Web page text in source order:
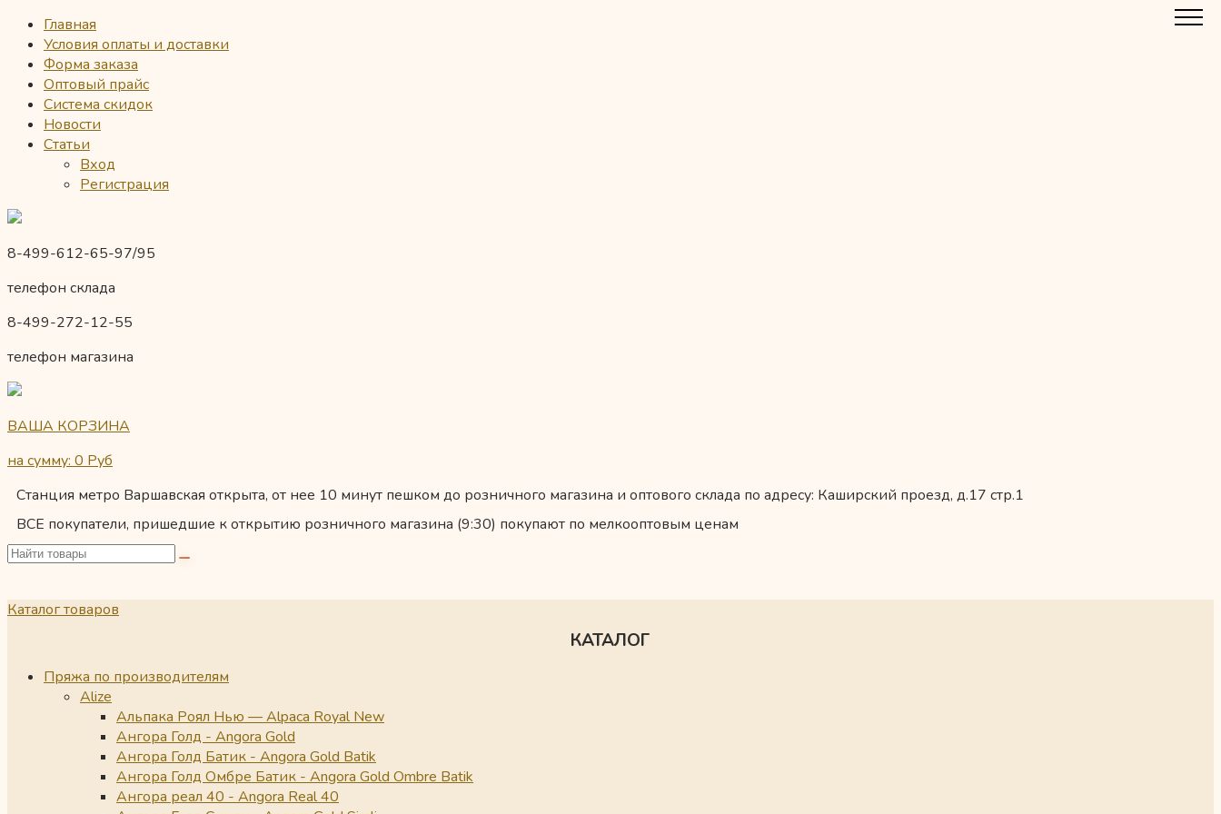
Главная
Условия оплаты и доставки
Форма заказа
Оптовый прайс
Система скидок
Новости
Статьи
Вход
Регистрация
8-499-612-65-97/95
телефон склада
8-499-272-12-55
телефон магазина
ВАША КОРЗИНА
на сумму: 0 Руб
Станция метро Варшавская открыта, от нее 10 минут пешком до розничного магазина и оптового склада по адресу: Каширский проезд, д.17 стр.1
ВСЕ покупатели, пришедшие к открытию розничного магазина (9:30) покупают по мелкооптовым ценам
Каталог товаров
КАТАЛОГ
Пряжа по производителям
Alize
Альпака Роял Нью — Alpaca Royal New
Ангора Голд - Angora Gold
Ангора Голд Батик - Angora Gold Batik
Ангора Голд Омбре Батик - Angora Gold Ombre Batik
Ангора реал 40 - Angora Real 40